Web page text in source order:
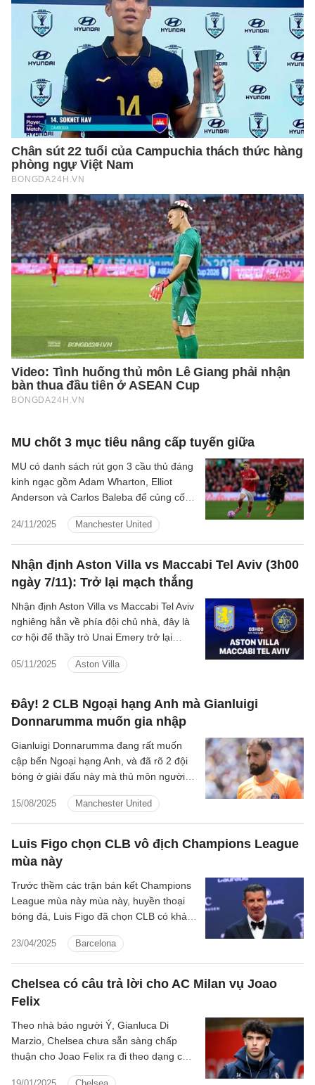
MU chốt 3 mục tiêu nâng cấp tuyến giữa
24/11/2025 Manchester United
MU có danh sách rút gọn 3 cầu thủ đáng
kinh ngạc gồm Adam Wharton, Elliot
Anderson và Carlos Baleba để củng cố
Nhận định Aston Villa vs Maccabi Tel Aviv (3h00
ngày 7/11): Trở lại mạch thắng
05/11/2025 Aston Villa
Nhận định Aston Villa vs Maccabi Tel Aviv
nghiêng hẳn về phía đội chủ nhà, đây là
cơ hội để thầy trò Unai Emery trở lại
Eagles.
Đây! 2 CLB Ngoại hạng Anh mà Gianluigi
Donnarumma muốn gia nhập
15/08/2025 Manchester United
Gianluigi Donnarumma đang rất muốn
cập bến Ngoại hạng Anh, và đã rõ 2 đội
bóng ở giải đấu này mà thủ môn người
Luis Figo chọn CLB vô địch Champions League
mùa này
23/04/2025 Barcelona
Trước thềm các trận bán kết Champions
League mùa này mùa này, huyền thoại
bóng đá, Luis Figo đã chọn CLB có khả
Chelsea có câu trả lời cho AC Milan vụ Joao
Felix
Theo nhà báo người Ý, Gianluca Di
Marzio, Chelsea chưa sẵn sàng chấp
thuận cho Joao Felix ra đi theo dạng cho